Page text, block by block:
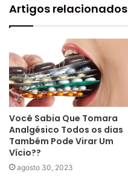
Artigos relacionados
Você Sabia Que Tomara
Analgésico Todos os dias
Também Pode Virar Um
Vício??
agosto 30, 2023